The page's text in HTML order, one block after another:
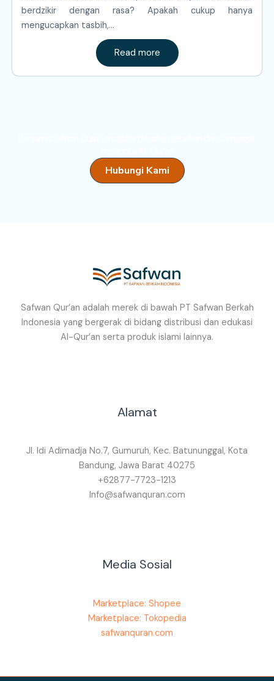
berdzikir dengan rasa? Apakah cukup hanya
mengucapkan tasbih,…
Read more
Hubungi Kami
Safwan Qur’an adalah merek di bawah PT Safwan Berkah
Indonesia yang bergerak di bidang distribusi dan edukasi
Al-Qur’an serta produk islami lainnya.
Alamat
Jl. Idi Adimadja No.7, Gumuruh, Kec. Batununggal, Kota
Bandung, Jawa Barat 40275
+62877-7723-1213
Info@safwanquran.com
Media Sosial
Marketplace: Shopee
Marketplace: Tokopedia
safwanquran.com